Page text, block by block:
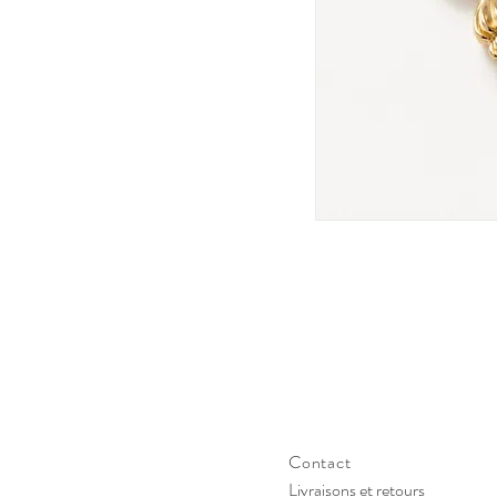
Contact
Livraisons et retours